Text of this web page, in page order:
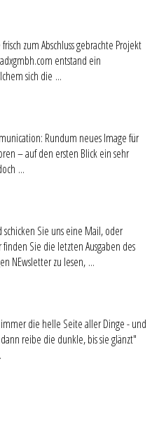
zum Abschluss gebrachte Projekt
entstand ein
sich die ...
Rundum neues Image für
– auf den ersten Blick ein sehr
...
Sie uns eine Mail, oder
Sie die letzten Ausgaben des
NEwsletter zu lesen, ...
die helle Seite aller Dinge - und
reibe die dunkle, bis sie glänzt"